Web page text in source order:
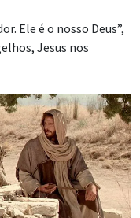
Ele é o nosso Deus”,
Jesus nos